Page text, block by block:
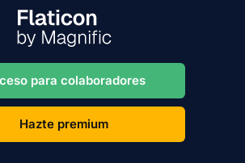
para colaboradores
Hazte premium